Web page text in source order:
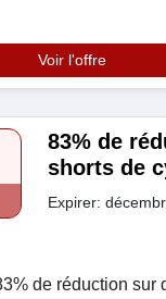
Voir l'offre
83% de
shorts de
Expirer:
de réduction sur